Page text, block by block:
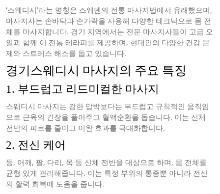
‘스웨디시’라는 명칭은 스웨덴의 전통 마사지법에서 유래했으며,
마사지사는 손바닥과 손가락을 사용해 다양한 테크닉으로 몸 전
체를 마사지합니다. 경기 지역에서는 전문 마사지사들이 고급 오
일과 함께 이 전통 테라피를 제공하며, 현대인의 다양한 건강 문
제와 스트레스 해소를 돕고 있습니다.
경기스웨디시 마사지의 주요 특징
1. 부드럽고 리드미컬한 마사지
스웨디시 마사지는 강한 압박보다는 부드럽고 규칙적인 움직임
으로 근육의 긴장을 풀어주고 혈액순환을 돕습니다. 이는 신체
전반의 피로를 줄이고 이완 효과를 극대화합니다.
2. 전신 케어
등, 어깨, 팔, 다리, 목 등 신체 전반을 대상으로 하며, 몸 전체를
균형 있게 관리해줍니다. 이는 특정 부위의 통증뿐 아니라 전신
의 활력 회복에 도움을 줍니다.